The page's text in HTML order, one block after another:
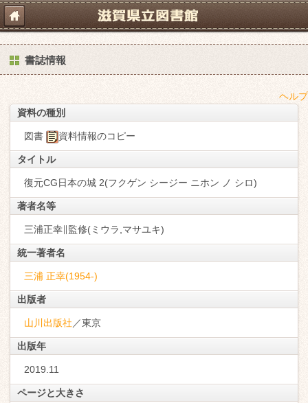
書誌情報
ヘルプ
資料の種別
図書 資料情報のコピー
タイトル
復元CG日本の城 2(フクゲン シージー ニホン ノ シロ)
著者名等
三浦正幸∥監修(ミウラ,マサユキ)
統一著者名
三浦 正幸(1954-)
出版者
山川出版社 ／東京
出版年
2019.11
ページと大きさ